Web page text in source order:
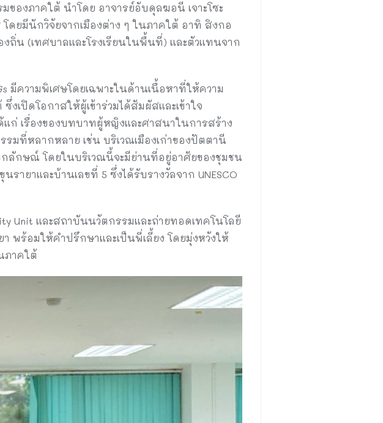
องภาคใต้ นำโดย อาจารย์อับดุลฆอนี เจาะโซะ
ดยมีนักวิจัยจากเมืองต่าง ๆ ในภาคใต้ อาทิ สิงกอ
ถิ่น (เทศบาลและโรงเรียนในพื้นที่) และตัวแทนจาก
มีความพิเศษโดยเฉพาะในด้านเนื้อหาที่ให้ความ
เปิดโอกาสให้ผู้เข้าร่วมได้สัมผัสและเข้าใจ
ก่ เรื่องของบทบาทผู้หญิงและศาสนาในการสร้าง
มที่หลากหลาย เช่น บริเวณเมืองเก่าของปัตตานี
ลักษณ์ โดยในบริเวณนี้จะมีย่านที่อยู่อาศัยของชุมชน
ยาและบ้านเลขที่ 5 ซึ่งได้รับรางวัลจาก UNESCO
Unit และสถาบันนวัตกรรมและถ่ายทอดเทคโนโลยี
พร้อมให้คำปรึกษาและเป็นพี่เลี้ยง โดยมุ่งหวังให้
ภาคใต้